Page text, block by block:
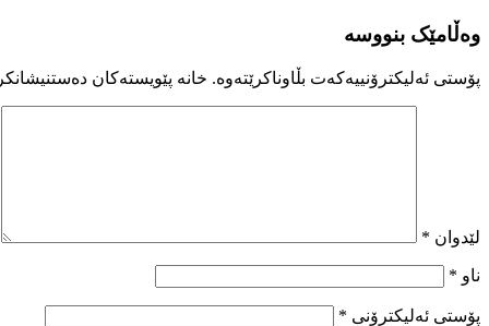
وەڵامێک بنووسە
پۆستی ئەلیکترۆنییەکەت بڵاوناکرێتەوە. خانە پێویستەکان
لێدوان *
ناو *
پۆستی ئەلیکترۆنی *